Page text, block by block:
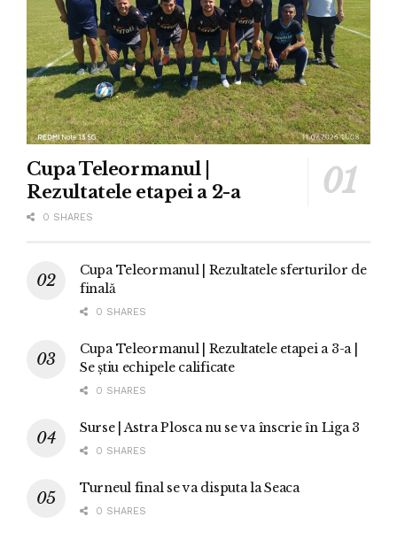
Cupa Teleormanul |
Rezultatele etapei a 2-a
0 SHARES
Cupa Teleormanul | Rezultatele sferturilor de
finală
0 SHARES
Cupa Teleormanul | Rezultatele etapei a 3-a |
Se știu echipele calificate
0 SHARES
Surse | Astra Plosca nu se va înscrie în Liga 3
0 SHARES
Turneul final se va disputa la Seaca
0 SHARES